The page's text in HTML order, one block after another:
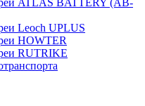
ATLAS BATTERY (AB-
Leoch UPLUS
HOWTER
RUTRIKE